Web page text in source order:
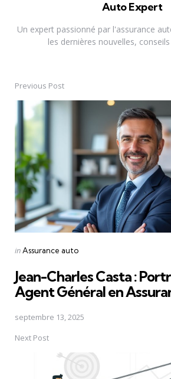
Auto Expert
Un expert passionné par l'assurance
les dernières nouvelles,
Post
navigation
Previous Post
Posted
inAssurance auto
Jean-Charles Casta :
Agent Général en
septembre 13, 2025
Next Post